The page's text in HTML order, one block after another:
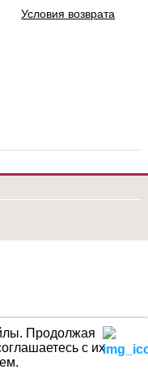
Условия возврата
Продолжая
с их